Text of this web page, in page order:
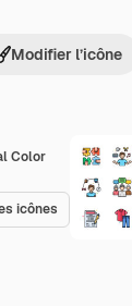
Color
icônes
Modifier l’icône